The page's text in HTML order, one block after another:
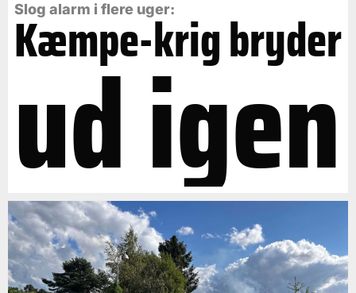
Slog alarm i flere uger:
Kæmpe-krig bryder
ud igen